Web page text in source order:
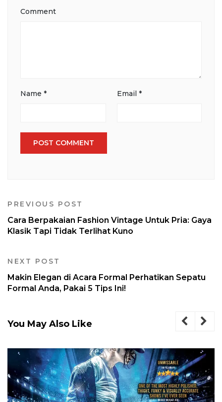
Comment
Name * Email *
PREVIOUS POST
Cara Berpakaian Fashion Vintage Untuk Pria: Gaya
Klasik Tapi Tidak Terlihat Kuno
NEXT POST
Makin Elegan di Acara Formal Perhatikan Sepatu
Formal Anda, Pakai 5 Tips Ini!
You May Also Like